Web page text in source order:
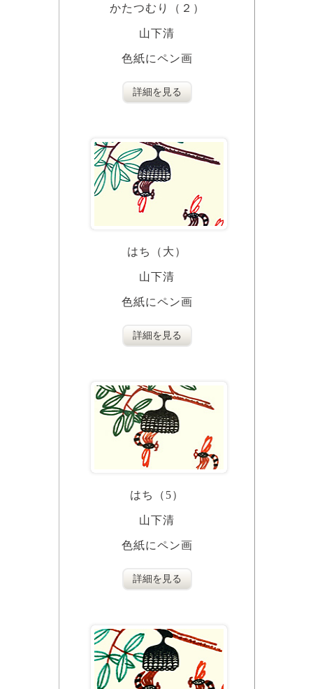
かたつむり（２）
山下清
色紙にペン画
詳細を見る
はち（大）
山下清
色紙にペン画
詳細を見る
はち（5）
山下清
色紙にペン画
詳細を見る